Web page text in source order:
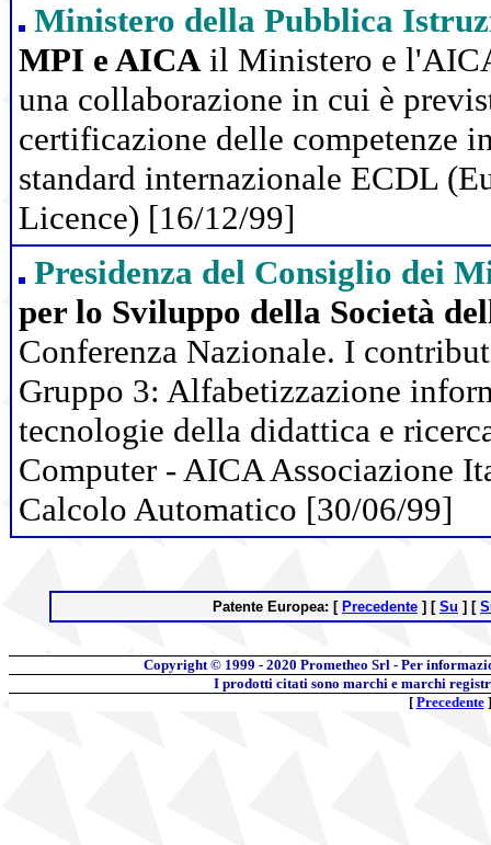
Ministero della Pubblica
MPI e AICAil Ministero e
una collaborazione in cui è
certificazione delle competenze
standard internazionale ECDL
Licence) [16/12/99]
Presidenza del Consiglio dei
per lo Sviluppo della Società
Conferenza Nazionale. I
Gruppo 3: Alfabetizzazione
tecnologie della didattica e
Computer - AICA Associazione
Calcolo Automatico [30/06/99]
Patente Europea: [ Precedente ] [ Su ] [
Copyright © 1999 - 2020 Prometheo Srl - Per
I prodotti citati sono marchi e marchi
[ Precedente]